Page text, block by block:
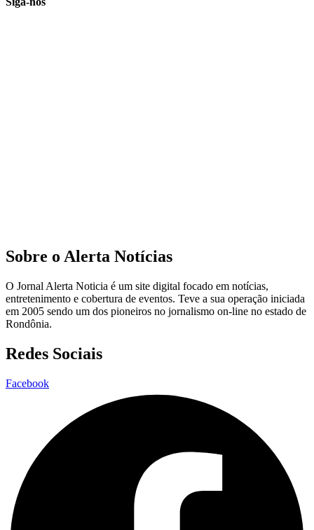
Sobre o Alerta Notícias
O Jornal Alerta Noticia é um site digital focado em notícias,
entretenimento e cobertura de eventos. Teve a sua operação iniciada
em 2005 sendo um dos pioneiros no jornalismo on-line no estado de
Rondônia.
Redes Sociais
Facebook